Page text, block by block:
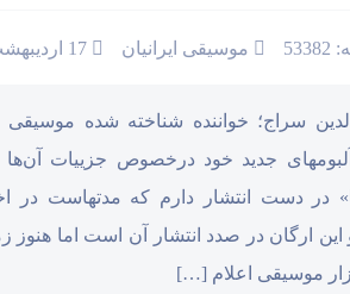
موسیقی ایرانیان
سراج؛ خواننده شناخته شده موسیقی
آلبومهای جدید خود درخصوص جزییات
در دست انتشار دارم که مدتهاست در
این ارگان در صدد انتشار آن است اما هنوز
موسیقی اعلام […]